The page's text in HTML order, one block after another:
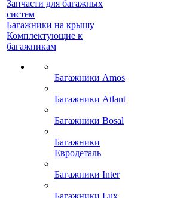
Запчасти для багажных
систем
Багажники на крышу
Комплектующие к
багажникам
Багажники Amos
Багажники Atlant
Багажники Bosal
Багажники
Евродеталь
Багажники Inter
Багажники Lux